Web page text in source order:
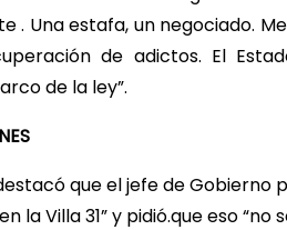
. Una estafa, un negociado.
de adictos. El
de la ley”.
que el jefe de Gobierno
la Villa 31” y pidió.que eso